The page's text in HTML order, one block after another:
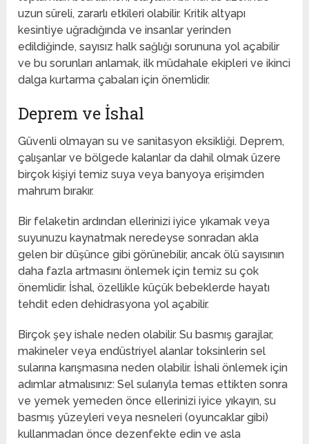
uzun süreli, zararlı etkileri olabilir. Kritik altyapı
kesintiye uğradığında ve insanlar yerinden
edildiğinde, sayısız halk sağlığı sorununa yol açabilir
ve bu sorunları anlamak, ilk müdahale ekipleri ve ikinci
dalga kurtarma çabaları için önemlidir.
Deprem ve İshal
Güvenli olmayan su ve sanitasyon eksikliği. Deprem,
çalışanlar ve bölgede kalanlar da dahil olmak üzere
birçok kişiyi temiz suya veya banyoya erişimden
mahrum bırakır.
Bir felaketin ardından ellerinizi iyice yıkamak veya
suyunuzu kaynatmak neredeyse sonradan akla
gelen bir düşünce gibi görünebilir, ancak ölü sayısının
daha fazla artmasını önlemek için temiz su çok
önemlidir. İshal, özellikle küçük bebeklerde hayatı
tehdit eden dehidrasyona yol açabilir.
Birçok şey ishale neden olabilir. Su basmış garajlar,
makineler veya endüstriyel alanlar toksinlerin sel
sularına karışmasına neden olabilir. İshali önlemek için
adımlar atmalısınız: Sel sularıyla temas ettikten sonra
ve yemek yemeden önce ellerinizi iyice yıkayın, su
basmış yüzeyleri veya nesneleri (oyuncaklar gibi)
kullanmadan önce dezenfekte edin ve asla